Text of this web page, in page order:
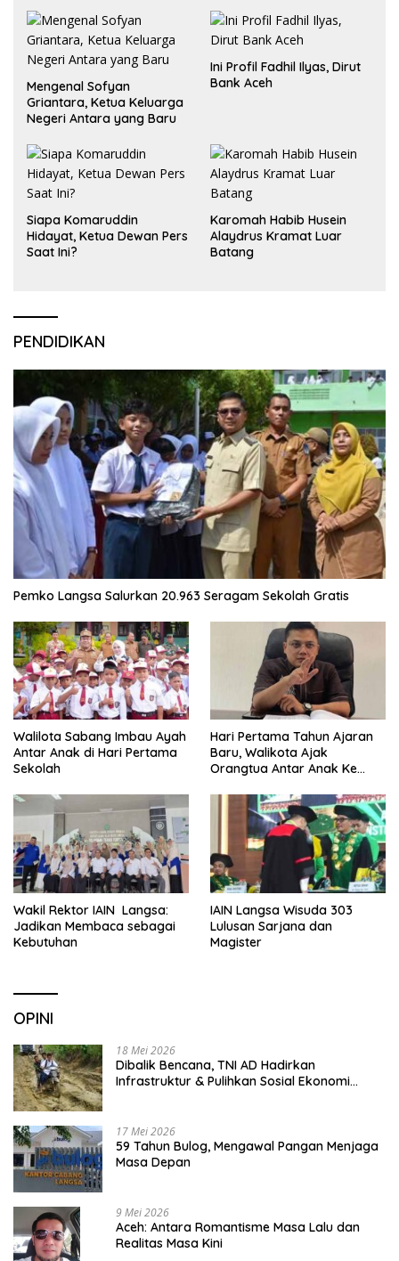
Mengenal Sofyan
Griantara, Ketua Keluarga
Negeri Antara yang Baru
Ini Profil Fadhil Ilyas, Dirut
Bank Aceh
Siapa Komaruddin
Hidayat, Ketua Dewan Pers
Saat Ini?
Karomah Habib Husein
Alaydrus Kramat Luar
Batang
PENDIDIKAN
Pemko Langsa Salurkan 20.963 Seragam Sekolah Gratis
Walilota Sabang Imbau Ayah
Antar Anak di Hari Pertama
Sekolah
Hari Pertama Tahun Ajaran
Baru, Walikota Ajak
Orangtua Antar Anak Ke
Wakil Rektor IAIN Langsa:
Jadikan Membaca sebagai
Kebutuhan
IAIN Langsa Wisuda 303
Lulusan Sarjana dan
Magister
OPINI
18 Mei 2026
Dibalik Bencana, TNI AD Hadirkan
Infrastruktur & Pulihkan Sosial Ekonomi
17 Mei 2026
59 Tahun Bulog, Mengawal Pangan Menjaga
Masa Depan
9 Mei 2026
Aceh: Antara Romantisme Masa Lalu dan
Realitas Masa Kini